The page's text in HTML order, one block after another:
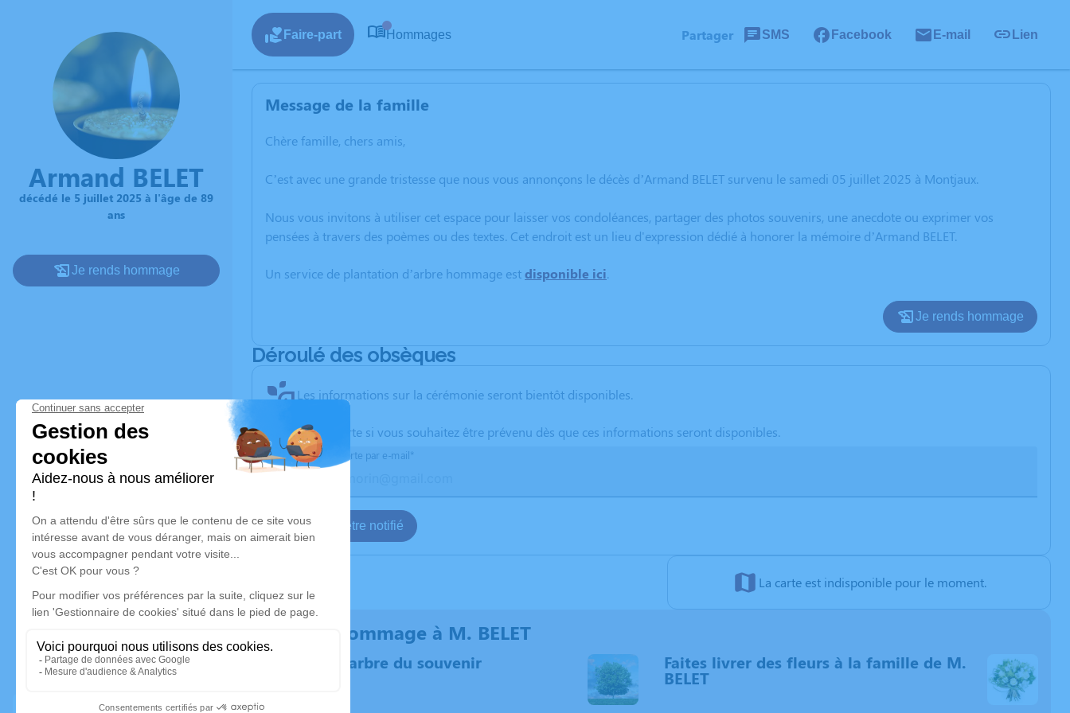
Armand BELET
décédé le 5 juillet 2025 à l'âge de 89
ans
Je rends hommage
Faire-part Hommages Partager SMS Facebook E-mail Lien
Message de la famille
Chère famille, chers amis,
C’est avec une grande tristesse que nous vous annonçons le décès d’Armand BELET survenu le samedi 05 juillet 2025 à Montjaux.
Nous vous invitons à utiliser cet espace pour laisser vos condoléances, partager des photos souvenirs, une anecdote ou exprimer vos
pensées à travers des poèmes ou des textes. Cet endroit est un lieu d'expression dédié à honorer la mémoire d’Armand BELET.
Un service de plantation d’arbre hommage estdisponible ici.
Je rends hommage
Déroulé des obsèques
Les informations sur la cérémonie seront bientôt disponibles.
Activez une alerte si vous souhaitez être prévenu dès que ces informations seront disponibles.
Recevoir une alerte par e-mail*
Je veux être notifié
La carte est indisponible pour le moment.
Rendez hommage à M. BELET
Plantez un arbre du souvenir Faites livrer des fleurs à la famille de M.
BELET